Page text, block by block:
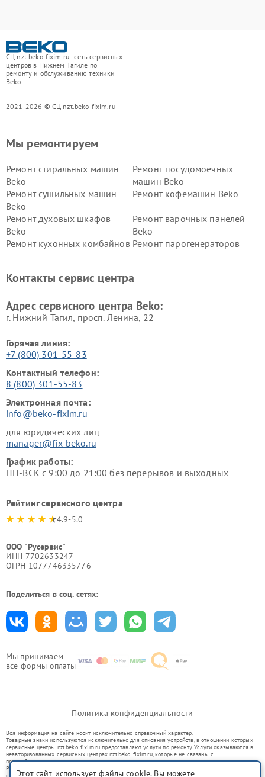
СЦ nzt.beko-fixim.ru - сеть сервисных
центров в Нижнем Тагиле по
ремонту и обслуживанию техники
Beko
2021-2026 © СЦ nzt.beko-fixim.ru
Мы принимаем
все формы оплаты
Мы ремонтируем
Ремонт стиральных машин
Beko
Ремонт посудомоечных
машин Beko
Ремонт сушильных машин
Beko
Ремонт кофемашин Beko
Ремонт духовых шкафов
Beko
Ремонт варочных панелей
Beko
Ремонт кухонных комбайнов Ремонт парогенераторов
Ремонт холодильников Beko Ремонт морозильных камер
Контакты сервис центра
Адрес сервисного центра Beko:
г. Нижний Тагил, просп. Ленина, 22
Горячая линия:
+7 (800) 301-55-83
Контактный телефон:
8 (800) 301-55-83
Электронная почта:
info@beko-fixim.ru
для юридических лиц
manager@fix-beko.ru
График работы:
ПН-ВСК с 9:00 до 21:00 без перерывов и выходных
Рейтинг сервисного центра
4.9-5.0
ООО "Русервис"
ИНН 7702633247
ОГРН 1077746335776
Поделиться в соц. сетях:
Политика конфиденциальности
Вся информация на сайте носит исключительно справочный характер.
Товарные знаки используются исключительно для описания устройств, в отношении которых
сервисные центры nzt.beko-fixim.ru предоставляют услуги по ремонту. Услуги оказываются в
неавторизованных сервисных центрах nzt.beko-fixim.ru, которые не связаны с
правообладателями товарных знаков или их официальными представителями.
Ремонт осуществляется для устройств, уже введенных в гражданский оборот в соответствии
со статьей 1487 ГК РФ.
Этот сайт использует файлы cookie. Вы можете